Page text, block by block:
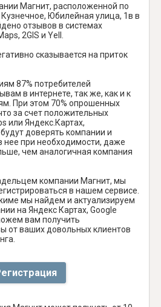
Магнит, расположенной по
Юбилейная улица, 1в в
отзывов в системах
2GIS и Yell.
сказывается на приток
87% потребителей
в интернете, так же, как и к
При этом 70% опрошенных
за счет положительных
или Яндекс.Картах,
доверять компании и
нее при необходимости, даже
чем аналогичная компания
компании Магнит, мы
в нашем сервисе.
мы найдем и актуализируем
на Яндекс Картах, Google
вам получить
от ваших довольных клиентов